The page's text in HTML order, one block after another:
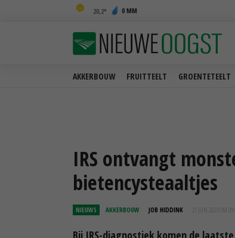
20,2 0 MM
AKKERBOUW FRUITTEELT GROENTETEELT
IRS ontvangt
bietencysteaaltjes
NIEUWS AKKERBOUW JOB HIDDINK 21 JUN 2023 OM 09:09
Bij IRS-diagnostiek komen de